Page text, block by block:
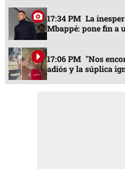
17:34 PM La
Mbappé: pone fin a
17:06 PM "Nos
adiós y la súplica